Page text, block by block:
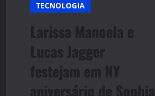
TECNOLOGIA
Larissa Manoela e
Lucas Jagger
festejam em NY
aniversário de Sophia